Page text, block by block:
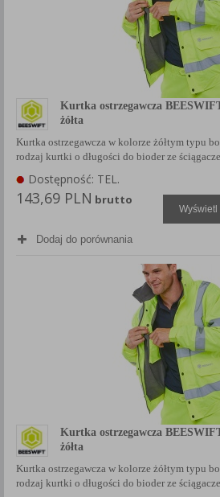
Kurtka ostrzegawcza
żółta
Kurtka ostrzegawcza w kolorze żółtym typu
rodzaj kurtki o długości do bioder ze
Dostępność: TEL.
143,69 PLN brutto
Wyświetl
Dodaj do porównania
Kurtka ostrzegawcza
żółta
Kurtka ostrzegawcza w kolorze żółtym typu
rodzaj kurtki o długości do bioder ze